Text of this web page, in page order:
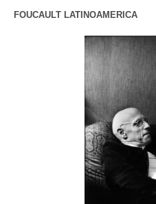
FOUCAULT LATINOAMERICA